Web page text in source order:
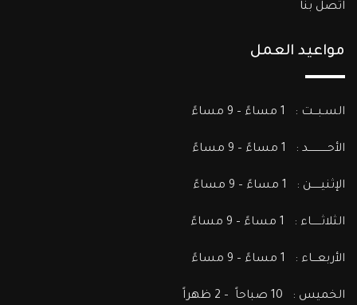
اتصل بنا
مواعيد العمل
السـبـــت : 1 مساءً – 9 مساءً
الأحــــــــــــد : 1 مساءً – 9 مساءً
الإثنيــــــن : 1 مساءً – 9 مساءً
الثلاثــــــاء : 1 مساءً – 9 مساءً
الأربعـــاء : 1 مساءً – 9 مساءً
الخميس : 10 صباحاً – 2 ظهراً